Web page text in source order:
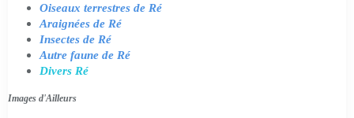
Oiseaux terrestres de Ré
Araignées de Ré
Insectes de Ré
Autre faune de Ré
Divers Ré
Images d'Ailleurs